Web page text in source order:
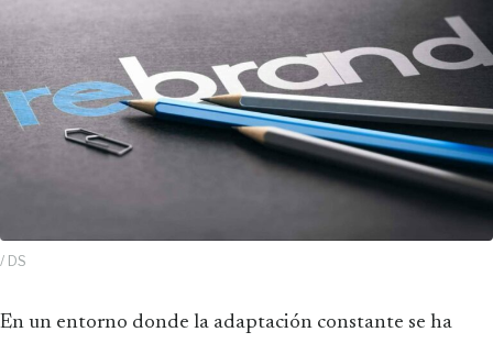
/ DS
En un entorno donde la adaptación constante se ha